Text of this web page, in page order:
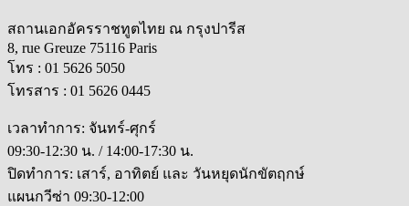
สถานเอกอัครราชทูตไทย ณ กรุงปารีส
8, rue Greuze 75116 Paris
โทร : 01 5626 5050
โทรสาร : 01 5626 0445
เวลาทำการ: จันทร์-ศุกร์
09:30-12:30 น. / 14:00-17:30 น.
ปิดทำการ: เสาร์, อาทิตย์ และ วันหยุดนักขัตฤกษ์
แผนกวีซ่า 09:30-12:00